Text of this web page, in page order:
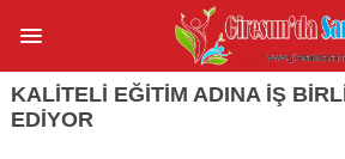
KALİTELİ EĞİTİM ADINA İŞ
EDİYOR